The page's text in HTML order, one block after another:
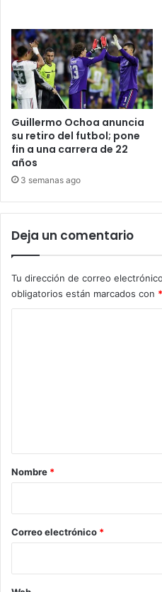
Guillermo Ochoa anuncia
su retiro del futbol; pone
fin a una carrera de 22
años
3 semanas ago
Deja un comentario
Tu dirección de correo
obligatorios están marcados con *
r
*
Nombre *
Correo electrónico *